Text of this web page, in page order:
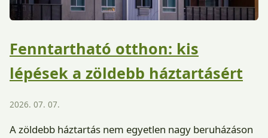
Fenntartható otthon: kis
lépések a zöldebb háztartásért
2026. 07. 07.
A zöldebb háztartás nem egyetlen nagy beruházáson